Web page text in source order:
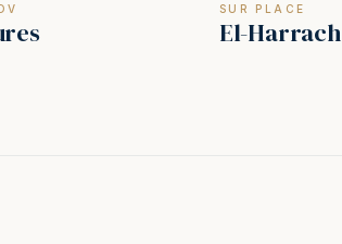
SUR PLACE
El-Harrach